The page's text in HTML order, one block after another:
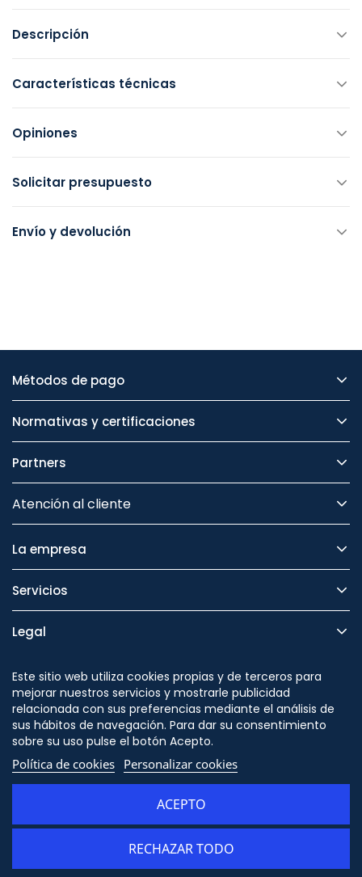
Descripción
Características técnicas
Opiniones
Solicitar presupuesto
Envío y devolución
Métodos de pago
Normativas y certificaciones
Partners
Atención al cliente
La empresa
Servicios
Legal
Seguridad
Este sitio web utiliza cookies propias y de terceros para
mejorar nuestros servicios y mostrarle publicidad
relacionada con sus preferencias mediante el análisis de
sus hábitos de navegación. Para dar su consentimiento
sobre su uso pulse el botón Acepto.
Política de cookies Personalizar cookies
RECHAZAR TODO
ACEPTO
Síguenos en